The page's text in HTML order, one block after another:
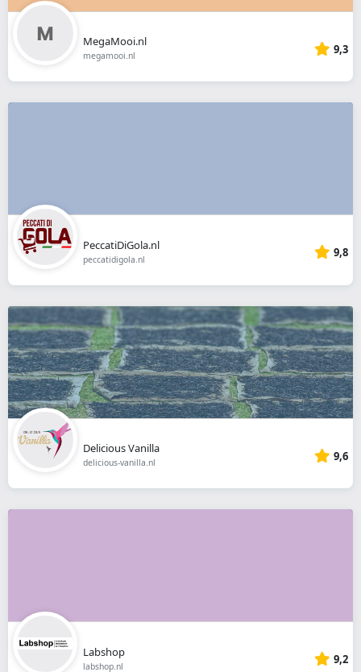
MegaMooi.nl
megamooi.nl 9,3
PeccatiDiGola.nl
peccatidigola.nl 9,8
Delicious Vanilla
delicious-vanilla.nl 9,6
Labshop
labshop.nl 9,2